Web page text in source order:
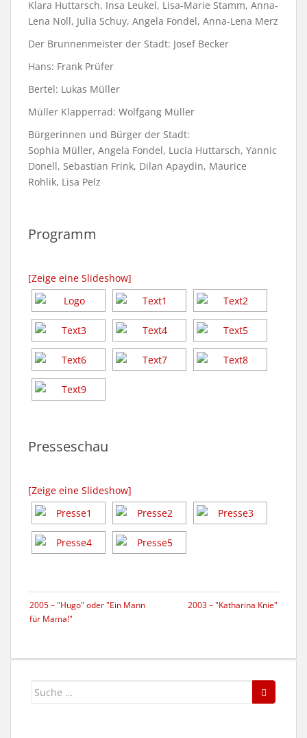
Klara Huttarsch, Insa Leukel, Lisa-Marie Stamm, Anna-
Lena Noll, Julia Schuy, Angela Fondel, Anna-Lena Merz
Der Brunnenmeister der Stadt: Josef Becker
Hans: Frank Prüfer
Bertel: Lukas Müller
Müller Klapperrad: Wolfgang Müller
Bürgerinnen und Bürger der Stadt:
Sophia Müller, Angela Fondel, Lucia Huttarsch, Yannic
Donell, Sebastian Frink, Dilan Apaydin, Maurice
Rohlik, Lisa Pelz
Programm
[Zeige eine Slideshow]
Presseschau
[Zeige eine Slideshow]
2005 – "Hugo" oder "Ein Mann
für Mama!"
2003 – "Katharina Knie"
Suche